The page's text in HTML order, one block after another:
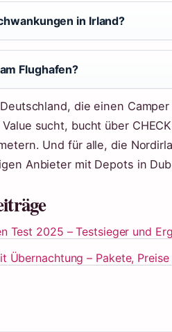
in Irland?
Flughafen?
die einen
sucht, bucht über
Und für alle, die
Anbieter mit Depots in
Test 2025 – Testsieger und
Übernachtung – Pakete,